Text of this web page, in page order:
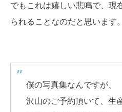
でもこれは嬉しい悲鳴で、現
られることなのだと思います。
僕の写真集なんですが、
沢山のご予約頂いて、生